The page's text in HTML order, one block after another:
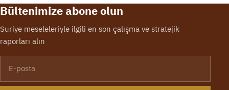
Bültenimize abone olun
Suriye meseleleriyle ilgili en son çalışma ve stratejik
raporları alın